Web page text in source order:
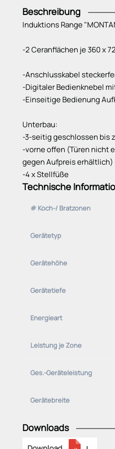
Beschreibung
Induktions Range
-2 Ceranflächen je 360 x
-Anschlusskabel
-Digitaler Bedienknebel
-Einseitige Bedienung
Unterbau:
-3-seitig geschlossen bis
-vorne offen (Türen nicht
gegen Aufpreis erhältlich)
-4 x Stellfüße
-Chromnickelstahl 18/10,
-ETK-I-F
Technische
# Koch-/ Bratzonen
Gerätetyp
Gerätehöhe
Gerätetiefe
Energieart
Leistung je Zone
Ges.-Geräteleistung
Gerätebreite
Downloads